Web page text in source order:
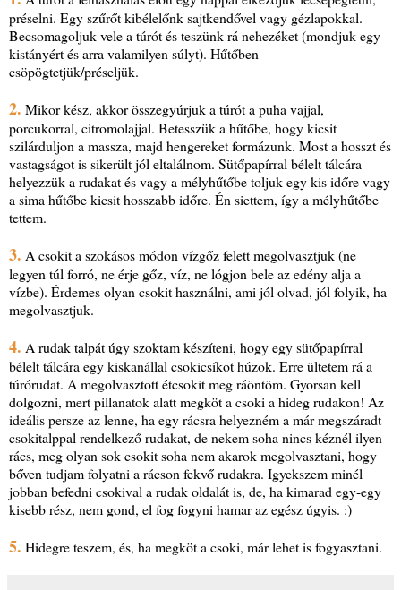
préselni. Egy szűrőt kibélelőnk sajtkendővel vagy gézlapokkal.
Becsomagoljuk vele a túrót és teszünk rá nehezéket (mondjuk egy
kistányért és arra valamilyen súlyt). Hűtőben
csöpögtetjük/préseljük.
2. Mikor kész, akkor összegyúrjuk a túrót a puha vajjal,
porcukorral, citromolajjal. Betesszük a hűtőbe, hogy kicsit
szilárduljon a massza, majd hengereket formázunk. Most a hosszt és
vastagságot is sikerült jól eltalálnom. Sütőpapírral bélelt tálcára
helyezzük a rudakat és vagy a mélyhűtőbe toljuk egy kis időre vagy
a sima hűtőbe kicsit hosszabb időre. Én siettem, így a mélyhűtőbe
tettem.
3. A csokit a szokásos módon vízgőz felett megolvasztjuk (ne
legyen túl forró, ne érje gőz, víz, ne lógjon bele az edény alja a
vízbe). Érdemes olyan csokit használni, ami jól olvad, jól folyik, ha
megolvasztjuk.
4. A rudak talpát úgy szoktam készíteni, hogy egy sütőpapírral
bélelt tálcára egy kiskanállal csokicsíkot húzok. Erre ültetem rá a
túrórudat. A megolvasztott étcsokit meg ráöntöm. Gyorsan kell
dolgozni, mert pillanatok alatt megköt a csoki a hideg rudakon! Az
ideális persze az lenne, ha egy rácsra helyezném a már megszáradt
csokitalppal rendelkező rudakat, de nekem soha nincs kéznél ilyen
rács, meg olyan sok csokit soha nem akarok megolvasztani, hogy
bőven tudjam folyatni a rácson fekvő rudakra. Igyekszem minél
jobban befedni csokival a rudak oldalát is, de, ha kimarad egy-egy
kisebb rész, nem gond, el fog fogyni hamar az egész úgyis. :)
5. Hidegre teszem, és, ha megköt a csoki, már lehet is fogyasztani.